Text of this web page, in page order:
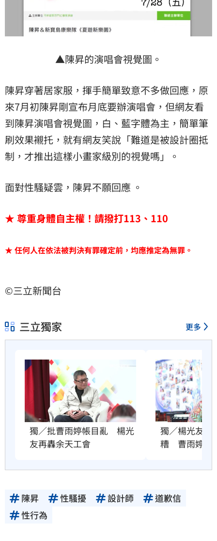
▲陳昇的演唱會視覺圖。
陳昇穿著居家服，揮手簡單致意不多做回應，原
來7月初陳昇剛宣布月底要辦演唱會，但網友看
到陳昇演唱會視覺圖，白、藍字體為主，簡單筆
刷效果襯托，就有網友笑說「難道是被設計圈抵
制，才推出這樣小畫家級別的視覺嗎」。
面對性騷疑雲，陳昇不願回應 。
★ 尊重身體自主權！請撥打113、110
★ 任何人在依法被判決有罪確定前，均應推定為無罪。
©三立新聞台
三立獨家 更多
獨／批曹雨婷帳目亂　楊光
友再轟余天工會
獨／楊光友批
糟　曹雨婷發
陳昇 性騷擾 設計師
道歉信
性行為